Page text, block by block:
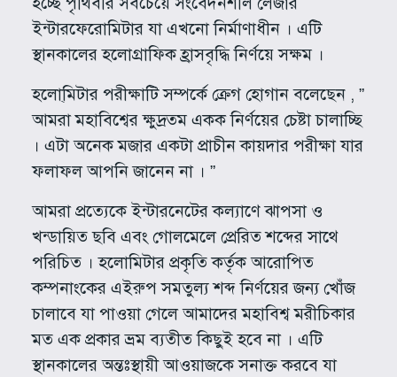
ইন্টারফেরোমিটার যা এখনো নির্মাণাধীন । এটি
স্থানকালের হলোগ্রাফিক হ্রাসবৃদ্ধি নির্ণয়ে সক্ষম ।
হলো্মিটার পরীক্ষাটি সম্পর্কে ক্রেগ হোগান বলেছেন , ”
আমরা মহাবিশ্বের ক্ষুদ্রতম একক নির্ণয়ের চেষ্টা চালাচ্ছি
। এটা অনেক মজার একটা প্রাচীন কায়দার পরীক্ষা যার
ফলাফল আপনি জানেন না । ”
আমরা প্রত্যেকে ইন্টারনেটের কল্যাণে ঝাপসা ও
খন্ডায়িত ছবি এবং গোলমেলে প্রেরিত শব্দের সাথে
পরিচিত । হলোমিটার প্রকৃতি কর্তৃক আরোপিত
কম্পনাংকের এইরুপ সমতুল্য শব্দ নির্ণয়ের জন্য খোঁজ
চালাবে যা পাওয়া গেলে আমাদের মহাবিশ্ব মরীচিকার
মত এক প্রকার ভ্রম ব্যতীত কিছুই হবে না । এটি
স্থানকালের অন্তঃস্থায়ী আওয়াজকে সনাক্ত করবে যা